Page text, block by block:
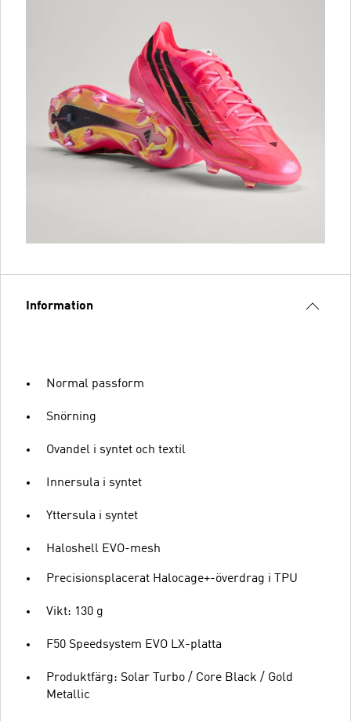
Information
Normal passform
Snörning
Ovandel i syntet och textil
Innersula i syntet
Yttersula i syntet
Haloshell EVO-mesh
Precisionsplacerat Halocage+-överdrag i TPU
Vikt: 130 g
F50 Speedsystem EVO LX-platta
Produktfärg: Solar Turbo / Core Black / Gold
Metallic